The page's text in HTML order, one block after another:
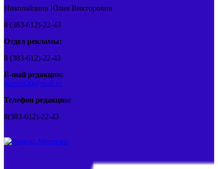
Николайзина Юлия Викторовна
8 (383-612)-22-43
Отдел рекламы:
8 (383-612)-22-43
E-mail редакции:
barvest20@mail.ru
Телефон редакции:
8(383-612)-22-43